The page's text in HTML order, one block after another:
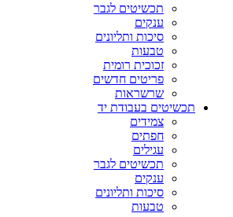
תכשיטים לגבר
ענקים
סיכות ותליונים
טבעות
זכוכית רומית
פריטים חדשים
שרשראות
תכשיטים בעבודת יד
צמידים
חפתים
עגילים
תכשיטים לגבר
ענקים
סיכות ותליונים
טבעות